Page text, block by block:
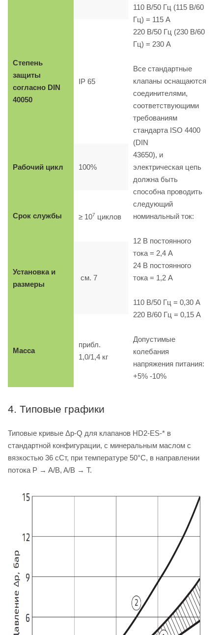
110 B/50 Гц (115 B/60
Гц) = 115 A
220 B/50 Гц (230 B/60
Гц) = 230 A
Все стандартные
клапаны оснащаются
соединителями,
соответствующими
требованиям
стандарта ISO 4400
(DIN
43650), и
электрическая цепь
должна быть
способна проводить
следующий
номинальный ток:
12 B постоянного
тока = 2,4 A
24 B постоянного
тока = 1,2 A
110 B/50 Гц = 0,30 A
220 B/60 Гц = 0,15 A
Допустимые
колебания
напряжения питания:
+5% -10%
Степень
защиты
согласно DIN
40050
IP 65
Рабочий цикл 100%
Срок службы ≥ 107 циклов
Установка и
размеры
см. 7
Масса
прибл.
1,0/1,4 кг
4. Типовые графики
Типовые кривые Δp-Q для клапанов HD2-ES-* в
стандартной конфигурации, с минеральным маслом с
вязкостью 36 сСт, при температуре 50°C, в направлении
потока P → A/B, A/B → T.